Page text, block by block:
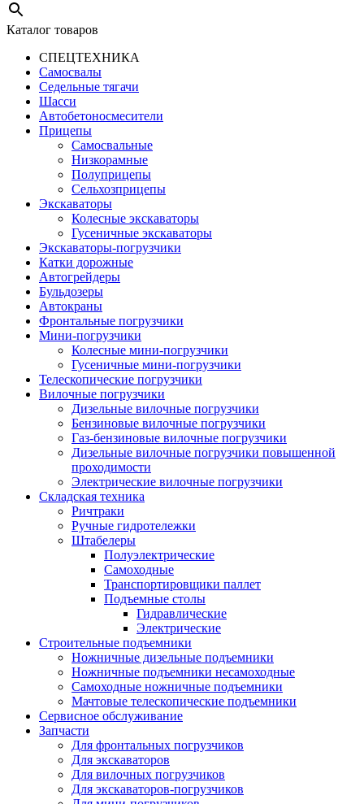
Каталог товаров
СПЕЦТЕХНИКА
Самосвалы
Седельные тягачи
Шасси
Автобетоно­смесители
Прицепы
Самосвальные
Низкорамные
Полуприцепы
Сельхозприцепы
Экскаваторы
Колесные экскаваторы
Гусеничные экскаваторы
Экскаваторы-погрузчики
Катки дорожные
Автогрейдеры
Бульдозеры
Автокраны
Фронтальные погрузчики
Мини-погрузчики
Колесные мини-погрузчики
Гусеничные мини-погрузчики
Телескопические погрузчики
Вилочные погрузчики
Дизельные вилочные погрузчики
Бензиновые вилочные погрузчики
Газ-бензиновые вилочные погрузчики
Дизельные вилочные погрузчики повышенной
проходимости
Электрические вилочные погрузчики
Складская техника
Ричтраки
Ручные гидротележки
Штабелеры
Полуэлектрические
Самоходные
Транспортировщики паллет
Подъемные столы
Гидравлические
Электрические
Строительные подъемники
Ножничные дизельные подъемники
Ножничные подъемники несамоходные
Самоходные ножничные подъемники
Мачтовые телескопические подъемники
Сервисное обслуживание
Запчасти
Для фронтальных погрузчиков
Для экскаваторов
Для вилочных погрузчиков
Для экскаваторов-погрузчиков